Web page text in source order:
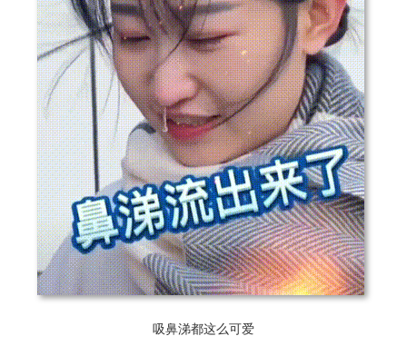
吸鼻涕都这么可爱